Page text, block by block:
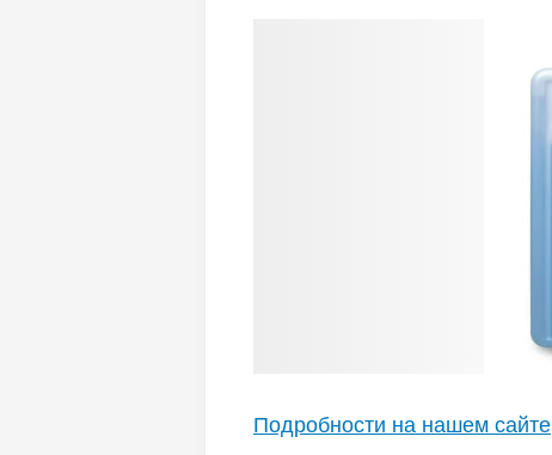
Подробности на нашем сайте